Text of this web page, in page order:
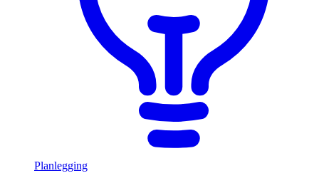
Planlegging